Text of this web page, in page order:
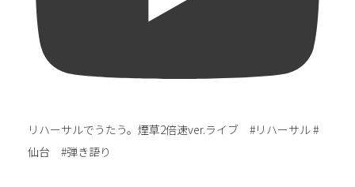
リハーサルでうたう。煙草2倍速ver.ライブ #リハーサル #
仙台 #弾き語り